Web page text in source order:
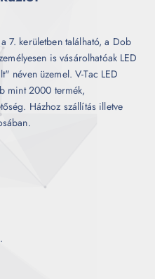
7. kerületben található, a Dob
is vásárolhatóak LED
néven üzemel. V-Tac LED
mint 2000 termék,
Házhoz szállítás illetve